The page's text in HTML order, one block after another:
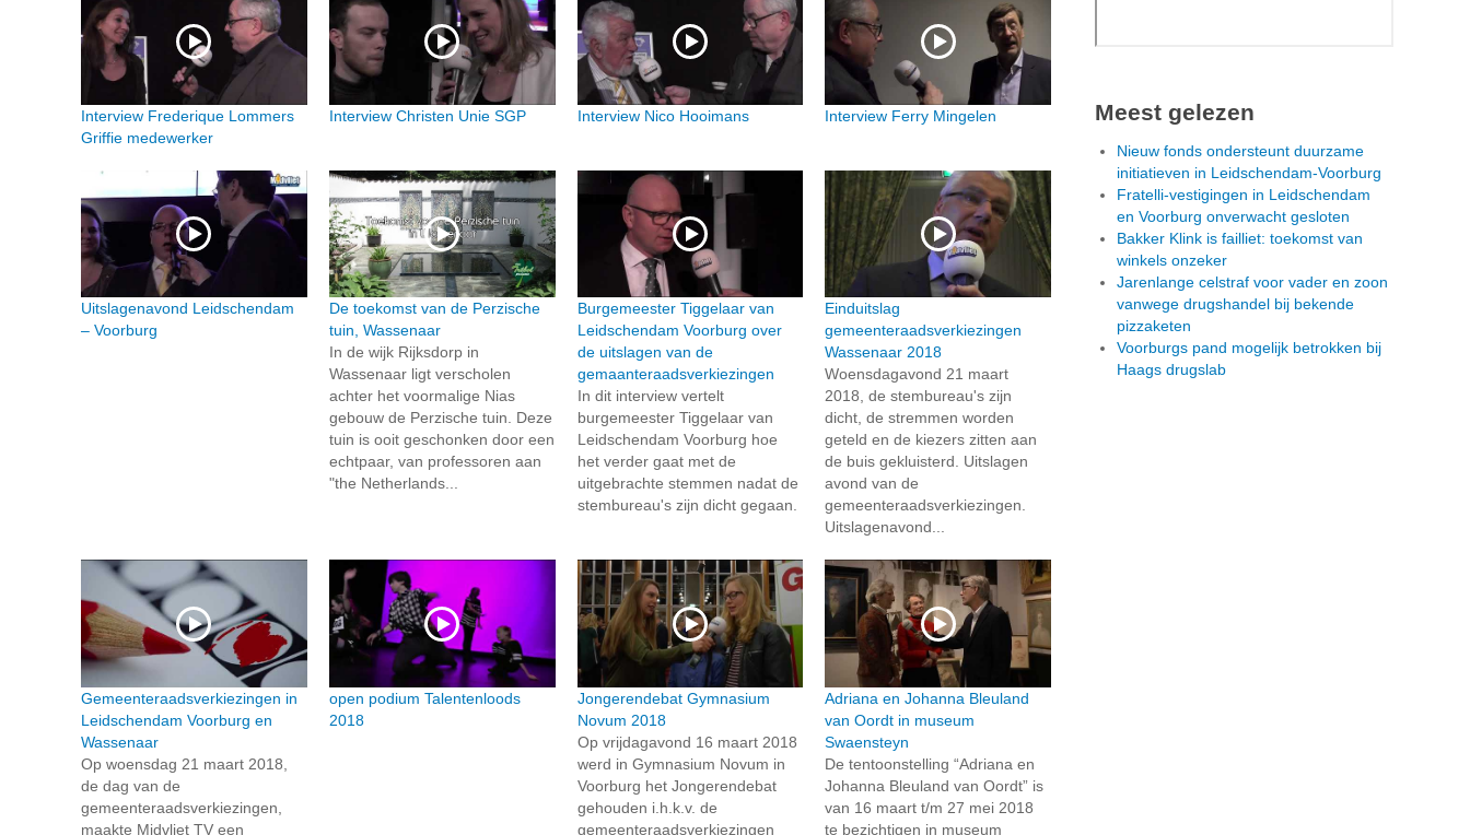
Interview Frederique Lommers
Griffie medewerker
Interview Christen Unie SGP Interview Nico Hooimans Interview Ferry Mingelen
Uitslagenavond Leidschendam
– Voorburg
De toekomst van de Perzische
tuin, Wassenaar
In de wijk Rijksdorp in
Wassenaar ligt verscholen
achter het voormalige Nias
gebouw de Perzische tuin. Deze
tuin is ooit geschonken door een
echtpaar, van professoren aan
"the Netherlands...
Burgemeester Tiggelaar van
Leidschendam Voorburg over
de uitslagen van de
gemaanteraadsverkiezingen
In dit interview vertelt
burgemeester Tiggelaar van
Leidschendam Voorburg hoe
het verder gaat met de
uitgebrachte stemmen nadat de
stembureau's zijn dicht gegaan.
Einduitslag
gemeenteraadsverkiezingen
Wassenaar 2018
Woensdagavond 21 maart
2018, de stembureau's zijn
dicht, de stremmen worden
geteld en de kiezers zitten aan
de buis gekluisterd. Uitslagen
avond van de
gemeenteraadsverkiezingen.
Uitslagenavond...
Gemeenteraadsverkiezingen in
Leidschendam Voorburg en
Wassenaar
Op woensdag 21 maart 2018,
de dag van de
gemeenteraadsverkiezingen,
maakte Midvliet TV een
open podium Talentenloods
2018
Jongerendebat Gymnasium
Novum 2018
Op vrijdagavond 16 maart 2018
werd in Gymnasium Novum in
Voorburg het Jongerendebat
gehouden i.h.k.v. de
gemeenteraadsverkiezingen
Adriana en Johanna Bleuland
van Oordt in museum
Swaensteyn
De tentoonstelling “Adriana en
Johanna Bleuland van Oordt” is
van 16 maart t/m 27 mei 2018
te bezichtigen in museum
Meest gelezen
Nieuw fonds ondersteunt duurzame
initiatieven in Leidschendam-Voorburg
Fratelli-vestigingen in Leidschendam
en Voorburg onverwacht gesloten
Bakker Klink is failliet: toekomst van
winkels onzeker
Jarenlange celstraf voor vader en zoon
vanwege drugshandel bij bekende
pizzaketen
Voorburgs pand mogelijk betrokken bij
Haags drugslab